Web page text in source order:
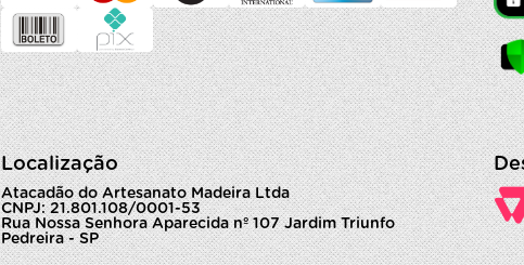
Localização
Atacadão do Artesanato Madeira Ltda
CNPJ: 21.801.108/0001-53
Rua Nossa Senhora Aparecida nº 107 Jardim Triunfo
Pedreira - SP